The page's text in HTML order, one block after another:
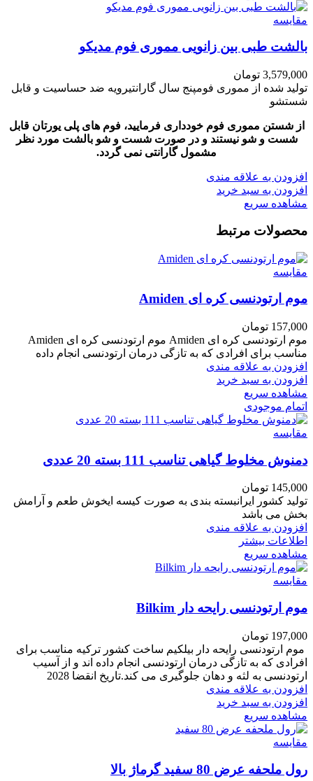
مقایسه
بالشت طبی بین زانویی مموری فوم مدیکو
3,579,000 تومان
تولید شده از مموری فومپنج سال گارانتیرویه ضد حساسیت و قابل
شستشو
از شستن مموری فوم خودداری فرمایید، فوم های پلی یورتان قابل
شست و شو نیستند و در صورت شست و شو بالشت مورد نظر
مشمول گارانتی نمی گردد.
افزودن به علاقه مندی
افزودن به سبد خرید
مشاهده سریع
محصولات مرتبط
مقایسه
موم ارتودنسی کره ای Amiden
157,000 تومان
موم ارتودنسی کره ای Amiden موم ارتودنسی کره ای Amiden
مناسب برای افرادی که به تازگی درمان ارتودنسی انجام داده
افزودن به علاقه مندی
افزودن به سبد خرید
مشاهده سریع
اتمام موجودی
مقایسه
دمنوش مخلوط گیاهی تناسب 111 بسته 20 عددی
145,000 تومان
تولید کشور ایرانبسته بندی به صورت کیسه ایخوش طعم و آرامش
بخش می باشد
افزودن به علاقه مندی
اطلاعات بیشتر
مشاهده سریع
مقایسه
موم ارتودنسی رایحه دار Bilkim
197,000 تومان
موم ارتودنسی رایحه دار بیلکیم ساخت کشور ترکیه مناسب برای
افرادی که به تازگی درمان ارتودنسی انجام داده اند و از آسیب
ارتودنسی به لثه و دهان جلوگیری می کند.تاریخ انقضا 2028
افزودن به علاقه مندی
افزودن به سبد خرید
مشاهده سریع
مقایسه
رول ملحفه عرض 80 سفید گرماژ بالا